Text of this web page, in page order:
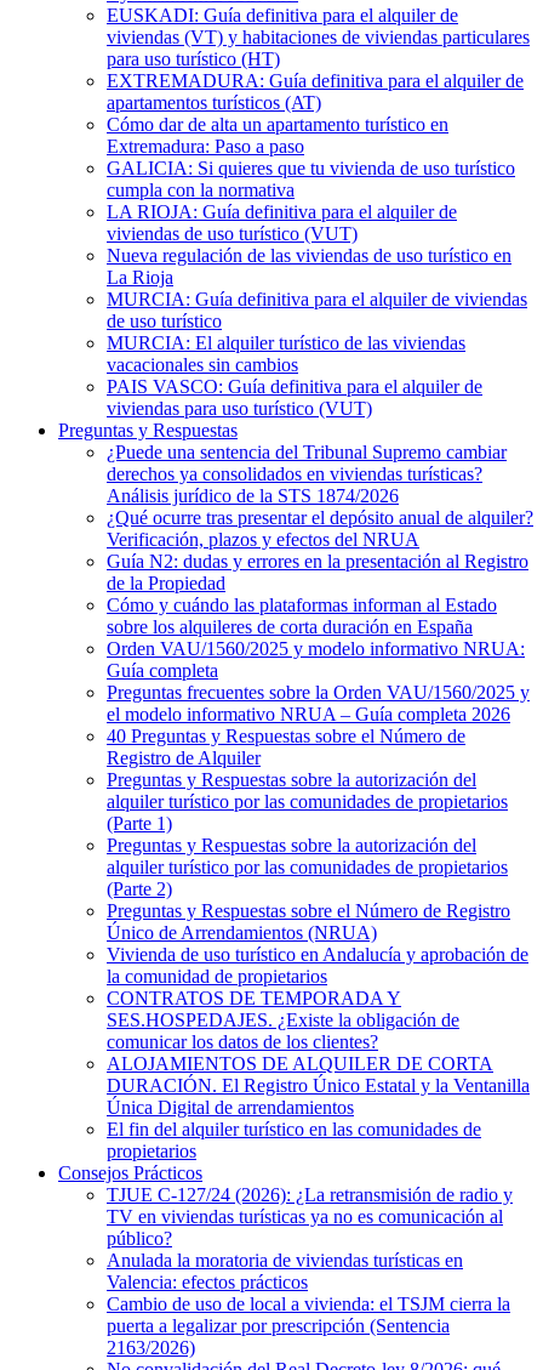
EUSKADI: Guía definitiva para el alquiler de
viviendas (VT) y habitaciones de viviendas particulares
para uso turístico (HT)
EXTREMADURA: Guía definitiva para el alquiler de
apartamentos turísticos (AT)
Cómo dar de alta un apartamento turístico en
Extremadura: Paso a paso
GALICIA: Si quieres que tu vivienda de uso turístico
cumpla con la normativa
LA RIOJA: Guía definitiva para el alquiler de
viviendas de uso turístico (VUT)
Nueva regulación de las viviendas de uso turístico en
La Rioja
MURCIA: Guía definitiva para el alquiler de viviendas
de uso turístico
MURCIA: El alquiler turístico de las viviendas
vacacionales sin cambios
PAIS VASCO: Guía definitiva para el alquiler de
viviendas para uso turístico (VUT)
Preguntas y Respuestas
¿Puede una sentencia del Tribunal Supremo cambiar
derechos ya consolidados en viviendas turísticas?
Análisis jurídico de la STS 1874/2026
¿Qué ocurre tras presentar el depósito anual de alquiler?
Verificación, plazos y efectos del NRUA
Guía N2: dudas y errores en la presentación al Registro
de la Propiedad
Cómo y cuándo las plataformas informan al Estado
sobre los alquileres de corta duración en España
Orden VAU/1560/2025 y modelo informativo NRUA:
Guía completa
Preguntas frecuentes sobre la Orden VAU/1560/2025 y
el modelo informativo NRUA – Guía completa 2026
40 Preguntas y Respuestas sobre el Número de
Registro de Alquiler
Preguntas y Respuestas sobre la autorización del
alquiler turístico por las comunidades de propietarios
(Parte 1)
Preguntas y Respuestas sobre la autorización del
alquiler turístico por las comunidades de propietarios
(Parte 2)
Preguntas y Respuestas sobre el Número de Registro
Único de Arrendamientos (NRUA)
Vivienda de uso turístico en Andalucía y aprobación de
la comunidad de propietarios
CONTRATOS DE TEMPORADA Y
SES.HOSPEDAJES. ¿Existe la obligación de
comunicar los datos de los clientes?
ALOJAMIENTOS DE ALQUILER DE CORTA
DURACIÓN. El Registro Único Estatal y la Ventanilla
Única Digital de arrendamientos
El fin del alquiler turístico en las comunidades de
propietarios
Consejos Prácticos
TJUE C-127/24 (2026): ¿La retransmisión de radio y
TV en viviendas turísticas ya no es comunicación al
público?
Anulada la moratoria de viviendas turísticas en
Valencia: efectos prácticos
Cambio de uso de local a vivienda: el TSJM cierra la
puerta a legalizar por prescripción (Sentencia
2163/2026)